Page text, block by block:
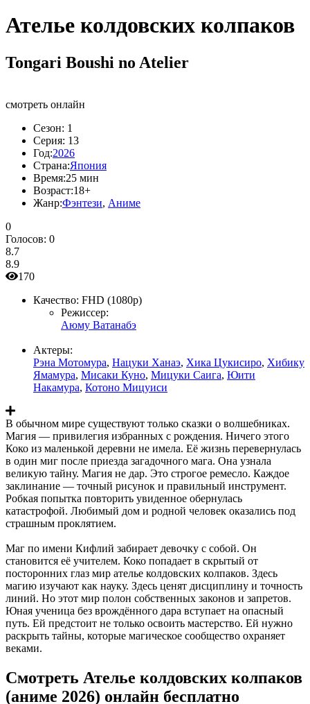
Ателье колдовских колпаков
Tongari Boushi no Atelier
смотреть онлайн
Сезон: 1
Серия: 13
Год:2026
Страна:Япония
Время:25 мин
Возраст:18+
Жанр:Фэнтези, Аниме
0
Голосов: 0
8.7
8.9
170
Качество: FHD (1080p)
Режиссер:
Аюму Ватанабэ
Актеры:
Рэна Мотомура, Нацуки Ханаэ, Хика Цукисиро, Хибику
Ямамура, Мисаки Куно, Мицуки Саига, Юити
Накамура, Котоно Мицуиси
В обычном мире существуют только сказки о волшебниках.
Магия — привилегия избранных с рождения. Ничего этого
Коко из маленькой деревни не имела. Её жизнь перевернулась
в один миг после приезда загадочного мага. Она узнала
великую тайну. Магия не дар. Это строгое ремесло. Каждое
заклинание — точный рисунок и правильный инструмент.
Робкая попытка повторить увиденное обернулась
катастрофой. Любимый дом и родной человек оказались под
страшным проклятием.
Маг по имени Кифлий забирает девочку с собой. Он
становится её учителем. Коко попадает в скрытый от
посторонних глаз мир ателье колдовских колпаков. Здесь
магию изучают как науку. Здесь ценят дисциплину и точность
линий. Но этот мир полон собственных законов и запретов.
Юная ученица без врождённого дара вступает на опасный
путь. Ей предстоит не только освоить мастерство. Ей нужно
раскрыть тайны, которые магическое сообщество охраняет
веками.
Смотреть Ателье колдовских колпаков
(аниме 2026) онлайн бесплатно